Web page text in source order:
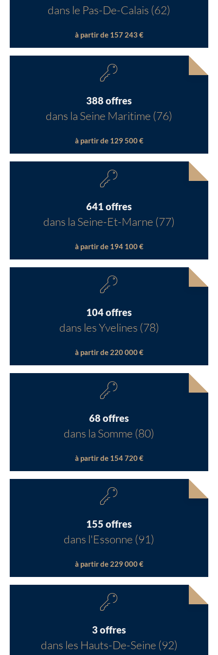
dans le Pas-De-Calais (62)
à partir de 157 243 €
388 offres
dans la Seine Maritime (76)
à partir de 129 500 €
641 offres
dans la Seine-Et-Marne (77)
à partir de 194 100 €
104 offres
dans les Yvelines (78)
à partir de 220 000 €
68 offres
dans la Somme (80)
à partir de 154 720 €
155 offres
dans l'Essonne (91)
à partir de 229 000 €
3 offres
dans les Hauts-De-Seine (92)